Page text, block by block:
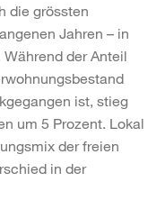
die grössten
Jahren – in
der Anteil
ist, stieg
um 5 Prozent. Lokal
der freien
in der